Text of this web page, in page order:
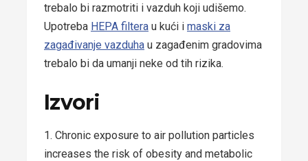
trebalo bi razmotriti i vazduh koji udišemo.
Upotreba HEPA filtera u kući i maski za
zagađivanje vazduha u zagađenim gradovima
trebalo bi da umanji neke od tih rizika.
Izvori
1. Chronic exposure to air pollution particles
increases the risk of obesity and metabolic